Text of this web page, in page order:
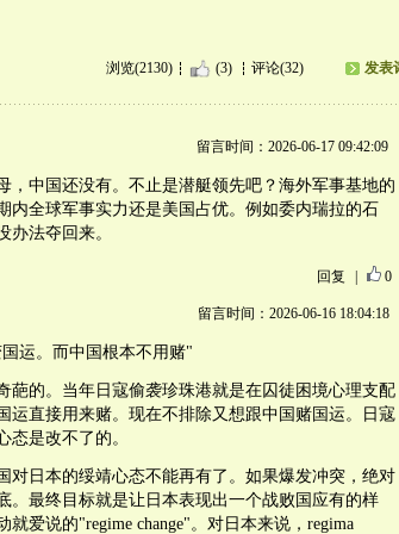
浏览(2130) (3) 评论(32) 发表
留言时间：2026-06-17 09:42:09
，中国还没有。不止是潜艇领先吧？海外军事基地的
内全球军事实力还是美国占优。例如委内瑞拉的石
办法夺回来。
回复 0
留言时间：2026-06-16 18:04:18
运。而中国根本不用赌"
葩的。当年日寇偷袭珍珠港就是在囚徒困境心理支配
运直接用来赌。现在不排除又想跟中国赌国运。日寇
态是改不了的。
对日本的绥靖心态不能再有了。如果爆发冲突，绝对
。最终目标就是让日本表现出一个战败国应有的样
爱说的"regime change"。对日本来说，regima